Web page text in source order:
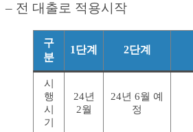
– 전 대출로 적용시작
구
분
1단계 2단계
시
행
시
기
24년
2월
24년 6월 예
정